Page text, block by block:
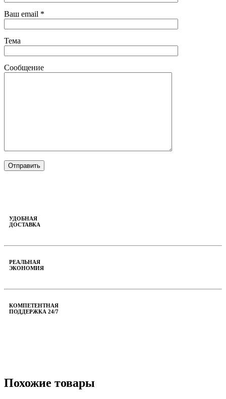
Ваш email *
Тема
Сообщение
УДОБНАЯ
ДОСТАВКА
РЕАЛЬНАЯ
ЭКОНОМИЯ
КОМПЕТЕНТНАЯ
ПОДДЕРЖКА 24/7
Похожие товары